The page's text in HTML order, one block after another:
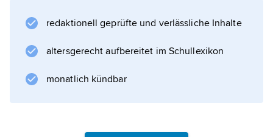
studierte er 1941–46 am Turiner
F. L. Wright
in den USA. 1956 zog Soleri mit seiner
Familie nach Scottsdale (Arizona). Er
redaktionell geprüfte und verlässliche Inhalte
altersgerecht aufbereitet im Schullexikon
monatlich kündbar